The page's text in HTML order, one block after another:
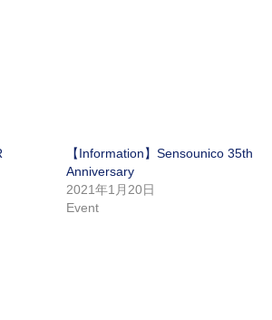
【Information】Sensounico 35th
Anniversary
2021年1月20日
Event